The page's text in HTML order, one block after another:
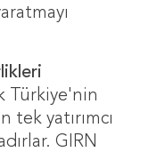
Türkiye'nin
yatırımcı
GIRN